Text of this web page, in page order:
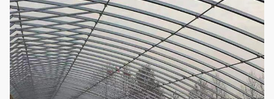
Système
facultatif de
configuration
3. Ombrage du système
4. Égouttement/système d'irrigation
micro
5. Système de chauffage